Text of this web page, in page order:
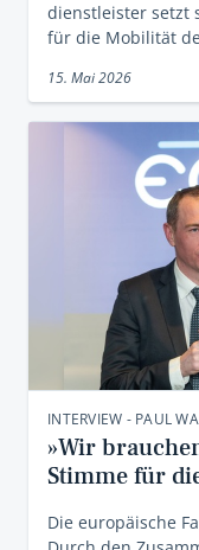
dienstleister setzt
für die Mobilität
15. Mai 2026
INTERVIEW - PAUL
»Wir
Stimme für
Die europäische